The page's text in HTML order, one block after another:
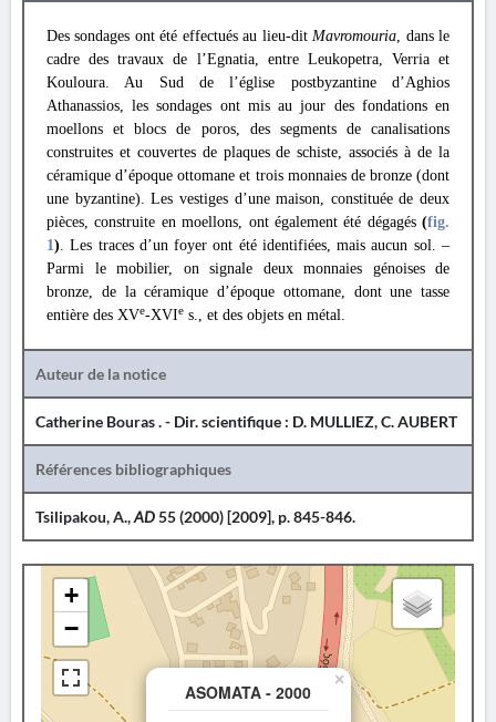
Des sondages ont été effectués au lieu-ditMavromouria, dans le
cadre des travaux de l’Egnatia, entre Leukopetra, Verria et
Kouloura. Au Sud de l’église postbyzantine d’Aghios
Athanassios, les sondages ont mis au jour des fondations en
moellons et blocs de poros, des segments de canalisations
construites et couvertes de plaques de schiste, associés à de la
céramique d’époque ottomane et trois monnaies de bronze (dont
une byzantine). Les vestiges d’une maison, constituée de deux
pièces, construite en moellons, ont également été dégagés (fig.
1). Les traces d’un foyer ont été identifiées, mais aucun sol. –
Parmi le mobilier, on signale deux monnaies génoises de
bronze, de la céramique d’époque ottomane, dont une tasse
entière des XVe-XVIe s., et des objets en métal.
Auteur de la notice
Catherine Bouras . - Dir. scientifique : D. MULLIEZ, C. AUBERT
Références bibliographiques
Tsilipakou, A.,AD55 (2000) [2009], p. 845-846.
ASOMATA - 2000
×
+
−